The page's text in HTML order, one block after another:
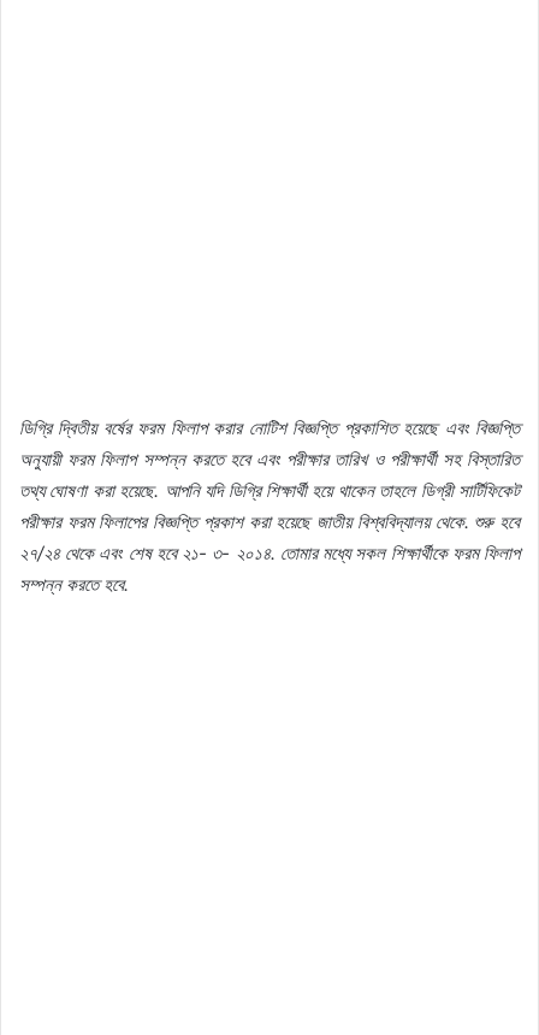
ডিগ্রি দ্বিতীয় বর্ষের ফরম ফিলাপকরার নোটিশ বিজ্ঞপ্তি প্রকাশিতহয়েছে এবং বিজ্ঞপ্তি
অনুযায়ী ফরম ফিলাপ সম্পন্ন করতেহবে এবং পরীক্ষার তারিখ ও পরীক্ষার্থী সহ বিস্তারিত
তথ্যঘোষণা করাহয়েছে. আপনি যদিডিগ্রিশিক্ষার্থীহয়ে থাকেনতাহলে ডিগ্রীসার্টিফিকেট
পরীক্ষার ফরমফিলাপের বিজ্ঞপ্তি প্রকাশ করাহয়েছে জাতীয়বিশ্ববিদ্যালয়থেকে. শুরু হবে
২৭/২৪ থেকেএবং শেষহবে২১- ৩- ২০১৪. তোমারমধ্যেসকল শিক্ষার্থীকে ফরমফিলাপ
সম্পন্নকরতেহবে.